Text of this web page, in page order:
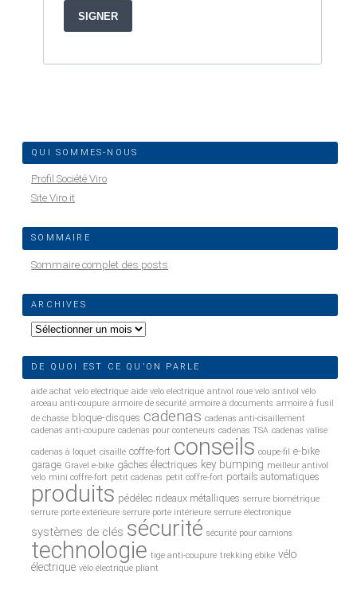
QUI SOMMES-NOUS
Profil Société Viro
Site Viro.it
SOMMAIRE
Sommaire complet des posts
ARCHIVES
Archives
DE QUOI EST CE QU’ON PARLE
aide achat velo electrique aide velo electrique antivol roue velo antivol vélo
arceau anti-coupure armoire de sécurité armoire à documents armoire à fusil
de chasse bloque-disques cadenas cadenas anti-cisaillement
cadenas anti-coupure cadenas pour conteneurs cadenas TSA cadenas valise
cadenas à loquet cisaille coffre-fort conseils coupe-fil e-bike
garage Gravel e-bike gâches électriques key bumping meilleur antivol
velo mini coffre-fort petit cadenas petit coffre-fort portails automatiques
produits pédélec rideaux métalliques serrure biométrique
serrure porte extérieure serrure porte intérieure serrure électronique
systèmes de clés sécurité sécurité pour camions
technologie tige anti-coupure trekking ebike vélo
électrique vélo électrique pliant